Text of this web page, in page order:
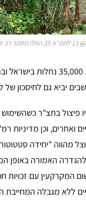
בניין הבית השלישי ופיצולו."
התכנון. בהתחשב בעובדה
יביא גם לחיסכון של
פיצול בתצ"ר
מהווה "יחידה
האמורה באופן
עם זכויות
ללא מגבלה